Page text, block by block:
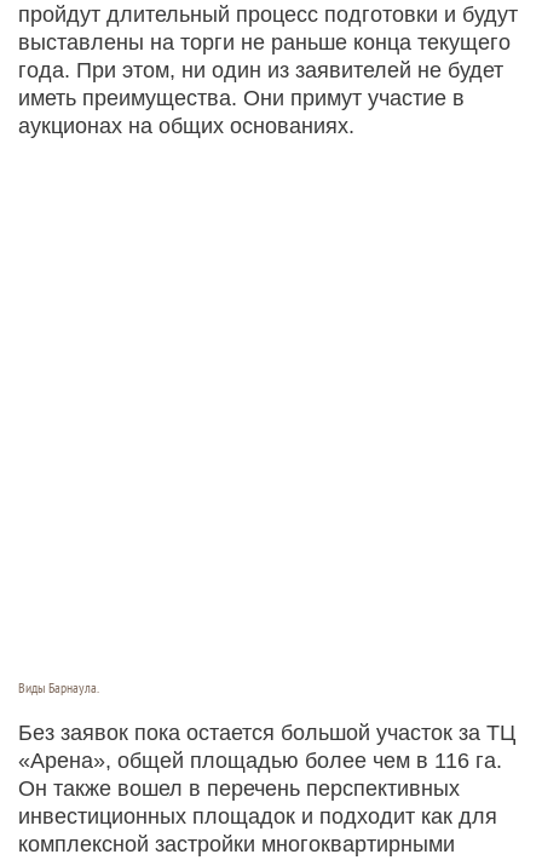
пройдут длительный процесс подготовки и будут
выставлены на торги не раньше конца текущего
года. При этом, ни один из заявителей не будет
иметь преимущества. Они примут участие в
аукционах на общих основаниях.
Виды Барнаула.
Без заявок пока остается большой участок за ТЦ
«Арена», общей площадью более чем в 116 га.
Он также вошел в перечень перспективных
инвестиционных площадок и подходит как для
комплексной застройки многоквартирными